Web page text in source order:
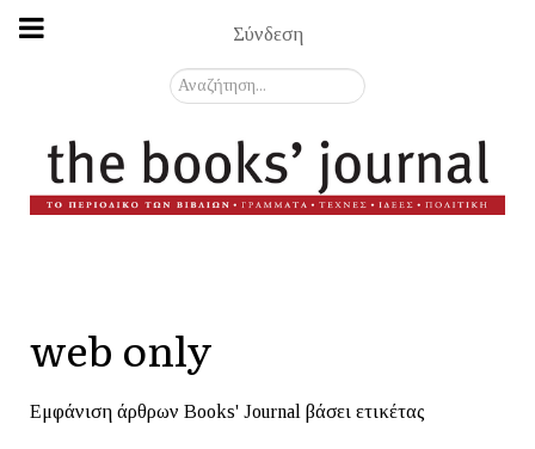
Σύνδεση
Αναζήτηση...
web only
Εμφάνιση άρθρων Books' Journal βάσει ετικέτας